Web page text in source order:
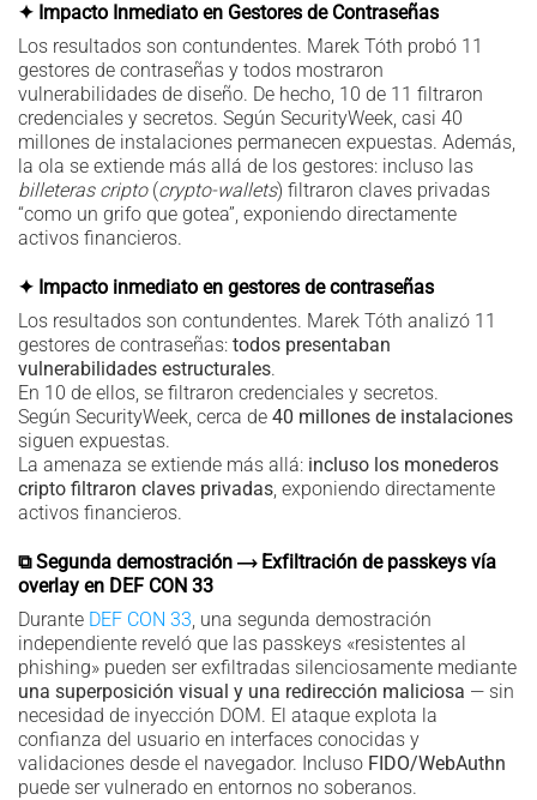
✦ Impacto Inmediato en Gestores de Contraseñas
Los resultados son contundentes. Marek Tóth probó 11
gestores de contraseñas y todos mostraron
vulnerabilidades de diseño. De hecho, 10 de 11 filtraron
credenciales y secretos. Según SecurityWeek, casi 40
millones de instalaciones permanecen expuestas. Además,
la ola se extiende más allá de los gestores: incluso las
billeteras cripto(crypto-wallets) filtraron claves privadas
“como un grifo que gotea”, exponiendo directamente
activos financieros.
✦ Impacto inmediato en gestores de contraseñas
Los resultados son contundentes. Marek Tóth analizó 11
gestores de contraseñas: todos presentaban
vulnerabilidades estructurales.
En 10 de ellos, se filtraron credenciales y secretos.
Según SecurityWeek, cerca de 40 millones de instalaciones
siguen expuestas.
La amenaza se extiende más allá: incluso los monederos
cripto filtraron claves privadas, exponiendo directamente
activos financieros.
⧉ Segunda demostración ⟶ Exfiltración de passkeys vía
overlay en DEF CON 33
Durante DEF CON 33, una segunda demostración
independiente reveló que las passkeys «resistentes al
phishing» pueden ser exfiltradas silenciosamente mediante
una superposición visual y una redirección maliciosa — sin
necesidad de inyección DOM. El ataque explota la
confianza del usuario en interfaces conocidas y
validaciones desde el navegador. Incluso FIDO/WebAuthn
puede ser vulnerado en entornos no soberanos.